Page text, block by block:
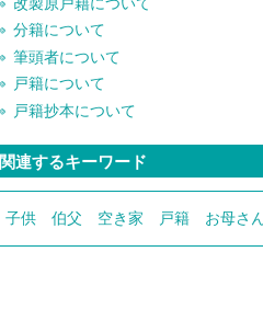
分籍について
筆頭者について
戸籍について
戸籍抄本について
関連するキーワード
子供 伯父 空き家 戸籍 お母さ